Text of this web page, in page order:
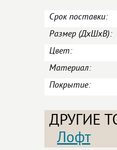
Срок поставки:
Размер (ДxШxВ):
Цвет:
Материал:
Покрытие:
ДРУГИЕ
Лофт